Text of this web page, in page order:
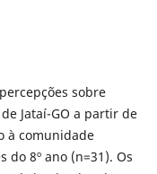
sobre
Jataí-GO a partir de
à comunidade
do 8º ano (n=31). Os